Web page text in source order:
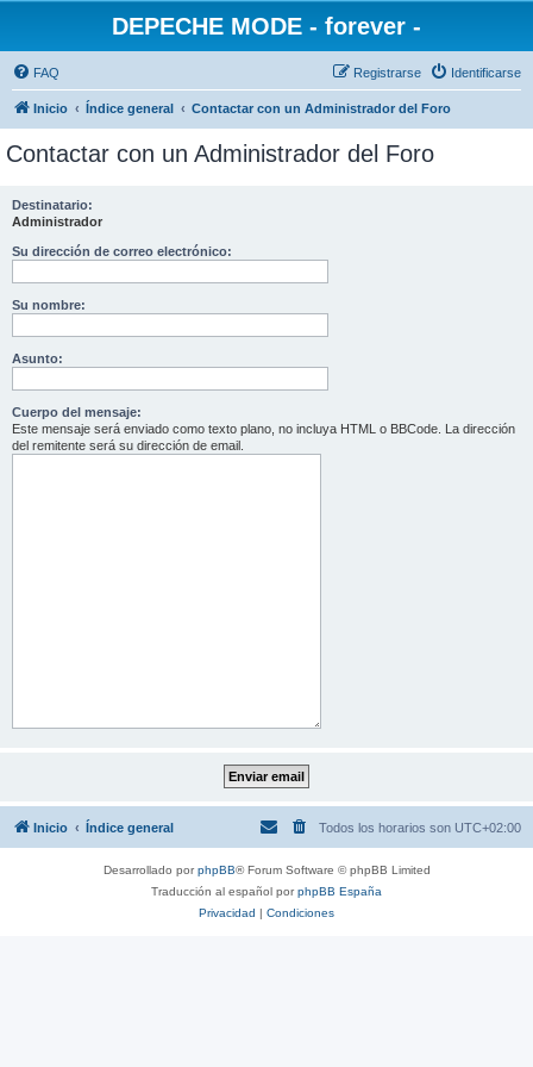
DEPECHE MODE - forever -
FAQ Identificarse
Registrarse
Inicio Índice general Contactar con un Administrador del Foro
Contactar con un Administrador del Foro
Destinatario:
Administrador
Su dirección de correo electrónico:
Su nombre:
Asunto:
Cuerpo del mensaje:
Este mensaje será enviado como texto plano, no incluya HTML o BBCode. La dirección
del remitente será su dirección de email.
Inicio Índice general Todos los horarios son UTC+02:00
Desarrollado porphpBB® Forum Software © phpBB Limited
Traducción al español porphpBB España
Privacidad | Condiciones